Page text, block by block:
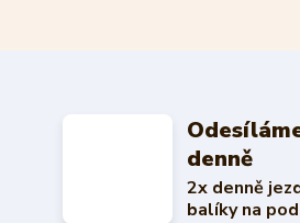
denně
2x denně
balíky na